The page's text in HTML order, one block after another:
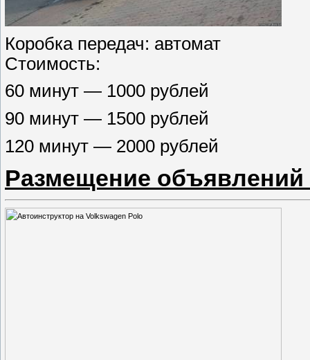
Коробка передач: автомат
Стоимость:
60 минут — 1000 рублей
90 минут — 1500 рублей
120 минут — 2000 рублей
Размещение объявлений